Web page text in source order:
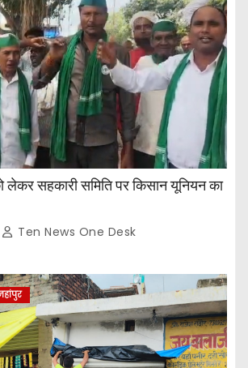
लेकर सहकारी समिति पर किसान यूनियन का
Ten News One Desk